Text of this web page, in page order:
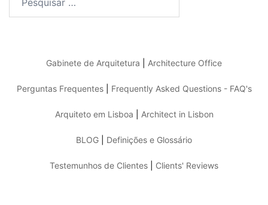
Gabinete de Arquitetura Architecture Office
Perguntas Frequentes| Frequently Asked Questions - FAQ's
Arquiteto em Lisboa Architect in Lisbon
BLOG Definições e Glossário
Testemunhos de Clientes Clients' Reviews